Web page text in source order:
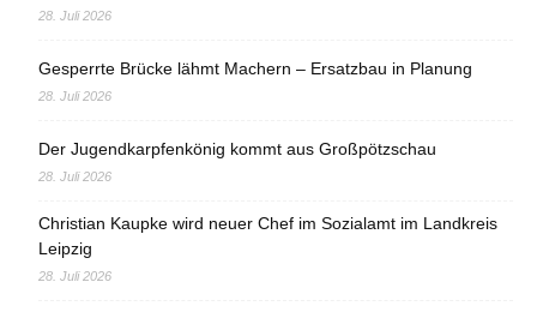
28. Juli 2026
Gesperrte Brücke lähmt Machern – Ersatzbau in Planung
28. Juli 2026
Der Jugendkarpfenkönig kommt aus Großpötzschau
28. Juli 2026
Christian Kaupke wird neuer Chef im Sozialamt im Landkreis
Leipzig
28. Juli 2026